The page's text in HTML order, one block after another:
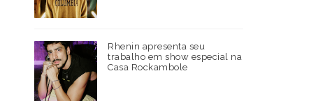
Rhenin apresenta seu
trabalho em show especial na
Casa Rockambole